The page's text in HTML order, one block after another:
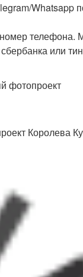
Whatsapp
телефона.
или